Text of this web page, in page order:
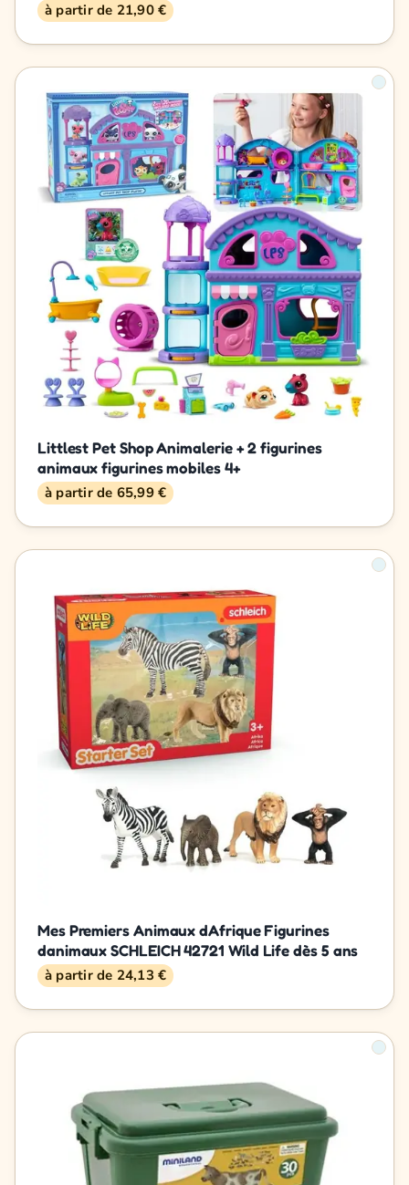
à partir de 21,90 €
Littlest Pet Shop Animalerie + 2 figurines
animaux figurines mobiles 4+
à partir de 65,99 €
Mes Premiers Animaux dAfrique Figurines
danimaux SCHLEICH 42721 Wild Life dès 5 ans
à partir de 24,13 €